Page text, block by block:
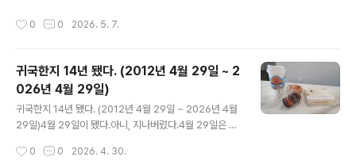
많아 발 디딜 틈이 없었다. 그런데 의외로 지하철은 텅텅 비다시피 사람이 별로 없었
그런데..역시 병원에는 사람이 가득했다.그럼 그렇지. 피검사 하려고 기다리는 사람
이 엄청 많았다. '하이패스'를 해놓기를 잘했다 하면서 기다렸다. 안 그랬으면 원무과
가서 돈 내고 와야 검사를 받았을텐데... 다..
0 0 2026. 5. 7.
귀국한지 14년 됐다. (2012년 4월 29일 ~ 2
026년 4월 29일)
귀국한지 14년 됐다. (2012년 4월 29일 ~ 2026년 4월
29일)4월 29일이 됐다.아니, 지나버렸다.4월 29일은 우
을4월이 가기 전에 써야지. 하고 마음 먹었지만, 생각처럼
0 0 2026. 4. 30.